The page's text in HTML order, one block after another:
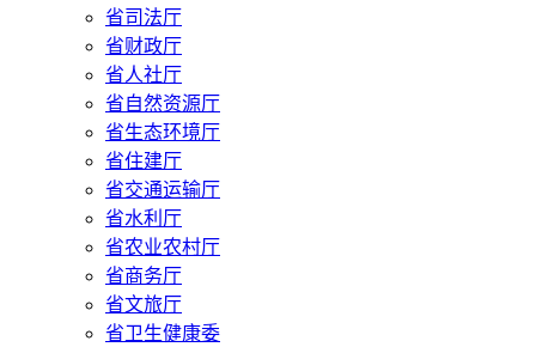
省司法厅
省财政厅
省人社厅
省自然资源厅
省生态环境厅
省住建厅
省交通运输厅
省水利厅
省农业农村厅
省商务厅
省文旅厅
省卫生健康委